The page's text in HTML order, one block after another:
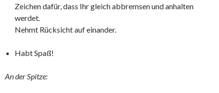
Zeichen dafür, dass Ihr gleich abbremsen und anhalten
werdet.
Nehmt Rücksicht auf einander.
Habt Spaß!
An der Spitze: